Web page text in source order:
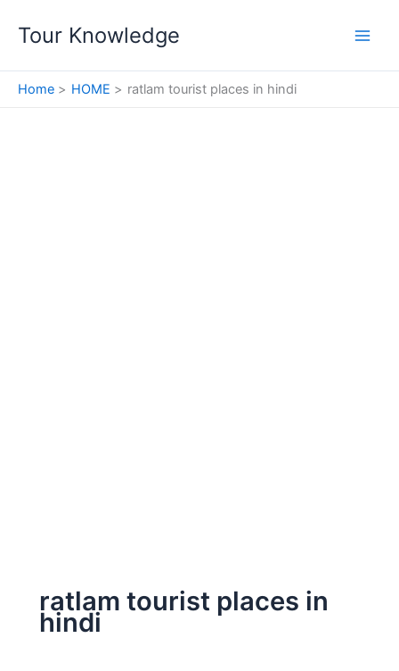
Tour Knowledge
Home HOME ratlam tourist places in hindi
ratlam tourist places in
hindi